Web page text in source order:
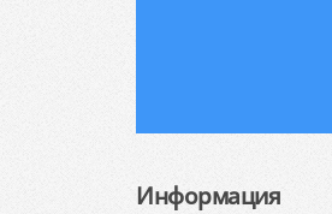
Информация